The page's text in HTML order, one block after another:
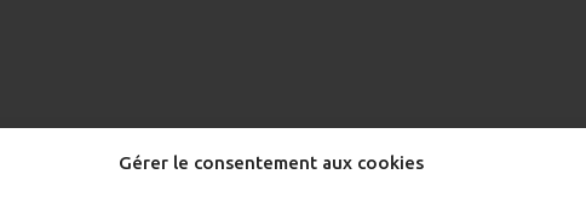
Gérer le consentement aux cookies